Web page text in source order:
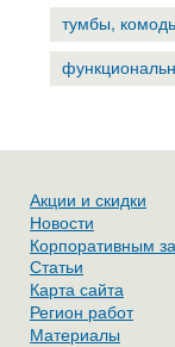
тумбы,
Акции и скидки
Новости
Корпоративным
Статьи
Карта сайта
Регион работ
Материалы